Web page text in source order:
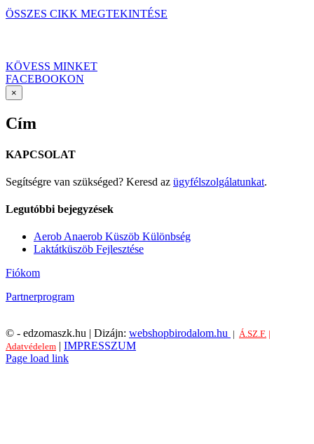
ÖSSZES CIKK MEGTEKINTÉSE
KÖVESS MINKET
FACEBOOKON
Close
product
view
×
Cím
KAPCSOLAT
Segítségre van szükséged? Keresd az ügyfélszolgálatunkat.
Legutóbbi bejegyzések
Aerob Anaerob Küszöb Különbség
Laktátküszöb Fejlesztése
Fiókom
Partnerprogram
© - edzomaszk.hu | Dizájn: webshopbirodalom.hu | Á.SZ.F. |
Adatvédelem | IMPRESSZUM
Facebook
Page load link